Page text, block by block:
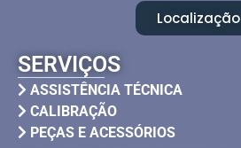
Localização
SERVIÇOS
ASSISTÊNCIA TÉCNICA
CALIBRAÇÃO
PEÇAS E ACESSÓRIOS